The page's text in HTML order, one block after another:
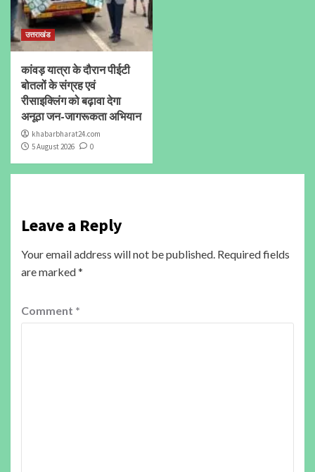
उत्तराखंड
कांवड़ यात्रा के दौरान पीईटी
बोतलों के संग्रह एवं
रीसाइक्लिंग को बढ़ावा देगा
अनूठा जन-जागरूकता अभियान
khabarbharat24.com
5 August 2026
0
Leave a Reply
Your email address will not be published. Required fields
are marked*
Comment *